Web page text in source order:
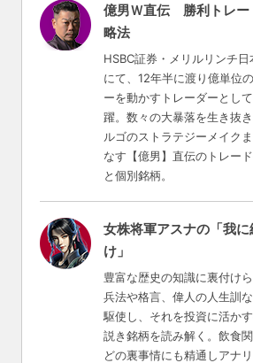
億男Ｗ直伝 勝利トレー
略法
HSBC証券・メリルリンチ日
にて、12年半に渡り億単位
ーを動かすトレーダーとし
躍。数々の大暴落を生き抜
ルゴのストラテジーメイク
なす【億男】直伝のトレー
と個別銘柄。
女株将軍アスナの「我に
け」
豊富な歴史の知識に裏付け
兵法や格言、偉人の人生訓
駆使し、それを投資に活か
説き銘柄を読み解く。飲食
どの裏事情にも精通しアナ